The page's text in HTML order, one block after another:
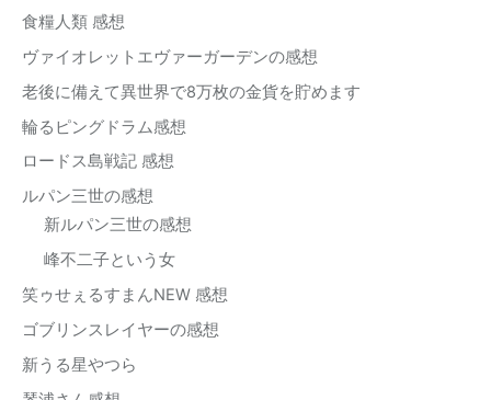
食糧人類 感想
ヴァイオレットエヴァーガーデンの感想
老後に備えて異世界で8万枚の金貨を貯めます
輪るピングドラム感想
ロードス島戦記 感想
ルパン三世の感想
新ルパン三世の感想
峰不二子という女
笑ゥせぇるすまんNEW 感想
ゴブリンスレイヤーの感想
新うる星やつら